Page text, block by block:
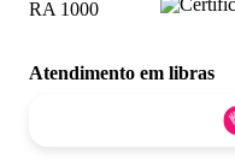
Atendimento em libras